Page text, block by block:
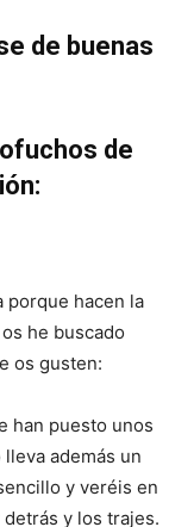
de buenas
de
porque hacen la
he buscado
os gusten:
han puesto unos
además un
y veréis en
y los trajes.